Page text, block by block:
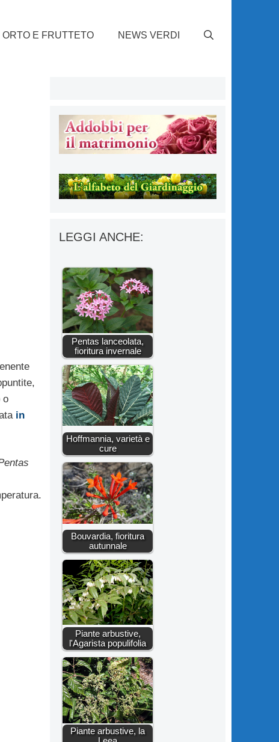
ORTO E FRUTTETO NEWS VERDI
o
in
LEGGI ANCHE:
Pentas lanceolata,
fioritura invernale
Hoffmannia, varietà e
cure
Bouvardia, fioritura
autunnale
Piante arbustive,
l'Agarista populifolia
Piante arbustive, la